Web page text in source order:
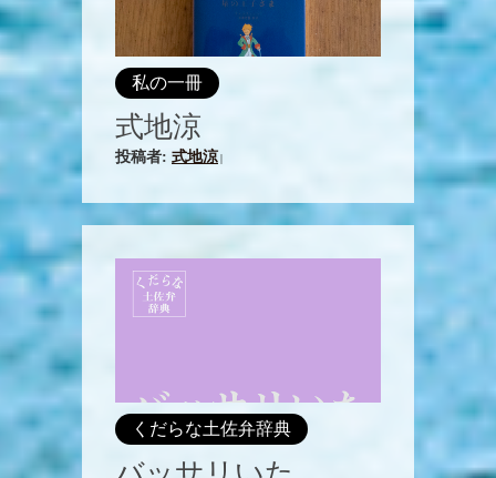
私の一冊
式地涼
投稿者: 式地涼
くだらな土佐弁辞典